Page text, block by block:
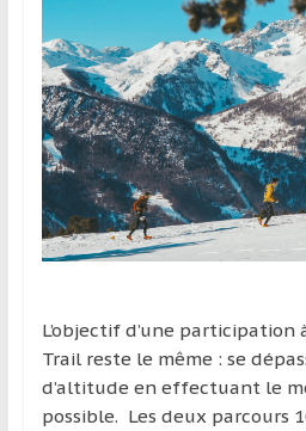
déplacent
en
France
l’étranger
pour
assouvir
tout
en
profitant
de
L’objectif d’une participation
Trail reste le même : se
d’altitude en effectuant le
possible. Les deux parcours